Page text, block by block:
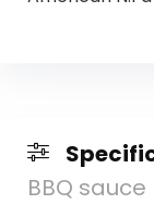
BBQ